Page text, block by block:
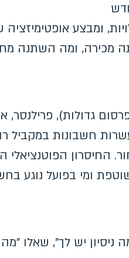
ומבצע
מכירה, ומה השתנה
גדולות), פרילנסר,
חשבונות במקביל
החיסרון הפוטנציאלי
ומי בפועל נוגע
ניסיון יש לך", שאלו